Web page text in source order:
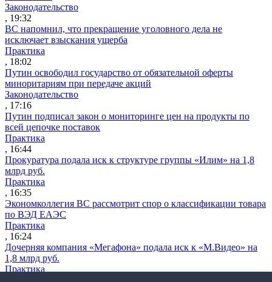
Законодательство
, 19:32
ВС напомнил, что прекращение уголовного дела не
исключает взыскания ущерба
Практика
, 18:02
Путин освободил государство от обязательной оферты
миноритариям при передаче акций
Законодательство
, 17:16
Путин подписал закон о мониторинге цен на продукты по
всей цепочке поставок
Практика
, 16:44
Прокуратура подала иск к структуре группы «Илим» на 1,8
млрд руб.
Практика
, 16:35
Экономколлегия ВС рассмотрит спор о классификации товара
по ВЭД ЕАЭС
Практика
, 16:24
Дочерняя компания «Мегафона» подала иск к «М.Видео» на
1,8 млрд руб.
Практика